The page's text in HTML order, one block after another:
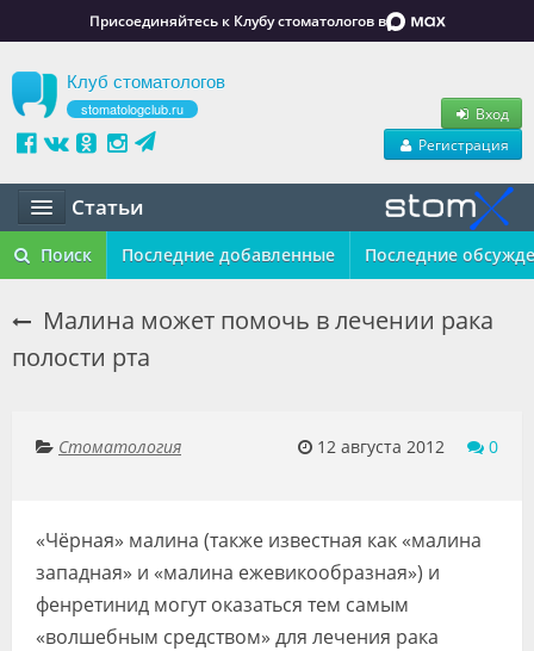
Присоединяйтесь к Клубу стоматологов в
Клуб стоматологов
stomatologclub.ru
Вход
Регистрация
Статьи
Статьи
Обучение
Резюме
Видео
Форум
Поиск Последние добавленные Последние
Малина может помочь в лечении рака
полости рта
Стоматология 12 августа 2012 0
«Чёрная» малина (также известная как «малина
западная» и «малина ежевикообразная») и
фенретинид могут оказаться тем самым
«волшебным средством» для лечения рака